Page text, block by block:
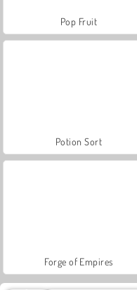
Pop Fruit
Potion Sort
Forge of Empires